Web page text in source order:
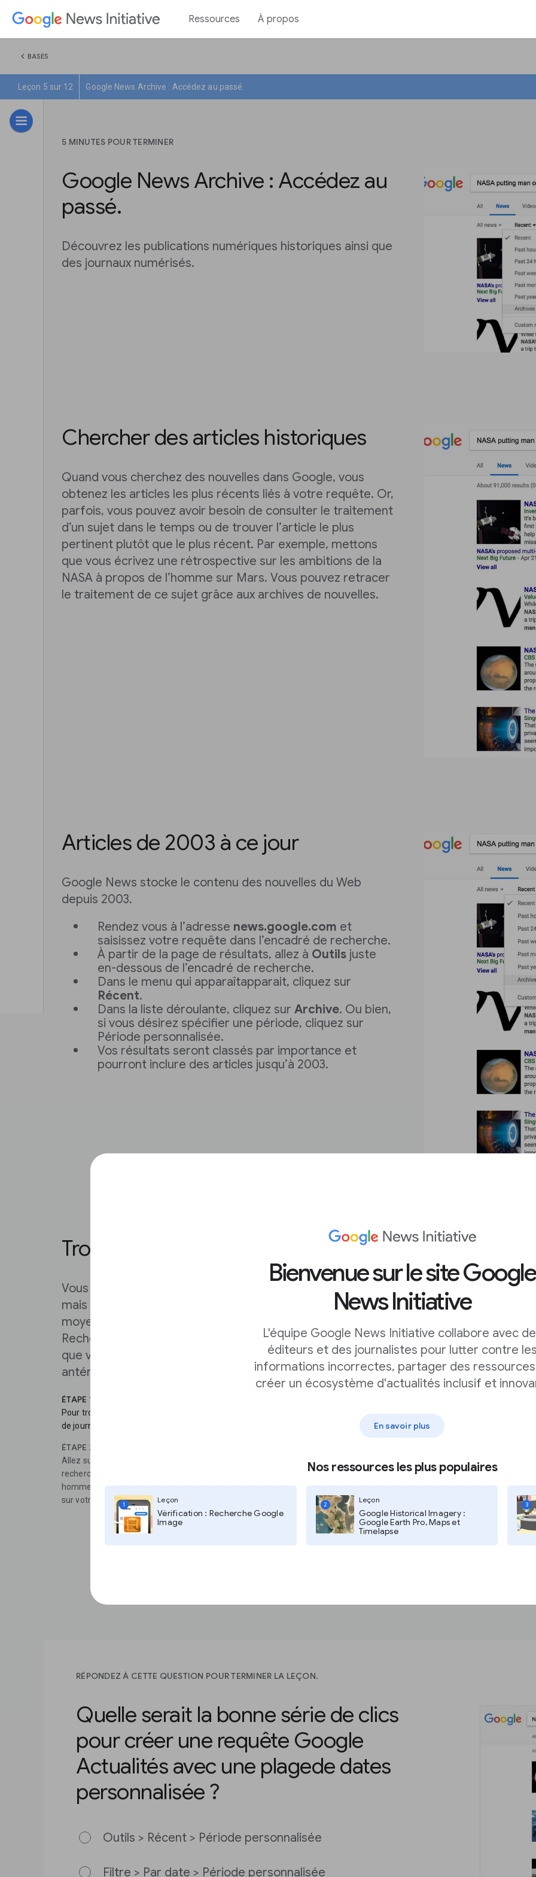
Ressources À propos
Bienvenue sur le site Google
News Initiative
L'équipe Google News Initiative collabore avec
éditeurs et des journalistes pour lutter contre les
informations incorrectes, partager des
créer un écosystème d'actualités inclusif et
En savoir plus
Nos ressources les plus populaires
1
Leçon
Vérification : Recherche Google
Image
2
Leçon
Google Historical Imagery :
Google Earth Pro, Maps et
Timelapse
3
chevron_left BASES
Leçon 5 sur 12 Google News Archive : Accédez au passé.
5 MINUTES POUR TERMINER
Google News Archive : Accédez au
passé.
Découvrez les publications numériques historiques ainsi que
des journaux numérisés.
Chercher des articles historiques
Quand vous cherchez des nouvelles dans Google, vous
obtenez les articles les plus récents liés à votre requête. Or,
parfois, vous pouvez avoir besoin de consulter le traitement
d’un sujet dans le temps ou de trouver l’article le plus
pertinent plutôt que le plus récent. Par exemple, mettons
que vous écrivez une rétrospective sur les ambitions de la
NASA à propos de l’homme sur Mars. Vous pouvez retracer
le traitement de ce sujet grâce aux archives de nouvelles.
Articles de 2003 à ce jour
Google News stocke le contenu des nouvelles du Web
depuis 2003.
Rendez vous à l’adresse news.google.com et
saisissez votre requête dans l’encadré de recherche.
À partir de la page de résultats, allez à Outils juste
en-dessous de l’encadré de recherche.
Dans le menu qui apparaîtapparait, cliquez sur
Récent.
Dans la liste déroulante, cliquez sur Archive. Ou bien,
si vous désirez spécifier une période, cliquez sur
Période personnalisée.
Vos résultats seront classés par importance et
pourront inclure des articles jusqu’à 2003.
Trouver des articles d’avant 2003.
Vous avez trouvez des articles qui remontent jusqu’à 2003,
mais comment accéder à l’année 1995 ? Il existe deux
moyens d’effectuer votre recherche. Le premier est votre
Recherche Google habituelle sur le Web. Notez seulement
que vous n’y trouverez pas de période personnalisée
antérieure à 1970 ou de lien vers un contenu payant.
ÉTAPE 1
Pour trouver des articles datant de 1995 ou d’avant, vous pouvez chercher des articles
de journaux numérisés.
ÉTAPE 2
Allez sur google.com et saisissez site:google.com/newspapers, suivi par les termes de
recherche que vous voulez utiliser. Par exemple, site:google.com/newspapers « NASA
homme sur Mars ». Cette recherche fera apparaîtreapparaitre les articles numérisés
sur votre sujet.
RÉPONDEZ À CETTE QUESTION POUR TERMINER LA LEÇON.
Quelle serait la bonne série de clics
pour créer une requête Google
Actualités avec une plagede dates
personnalisée ?
Outils > Récent > Période personnalisée
Filtre > Par date > Période personnalisée